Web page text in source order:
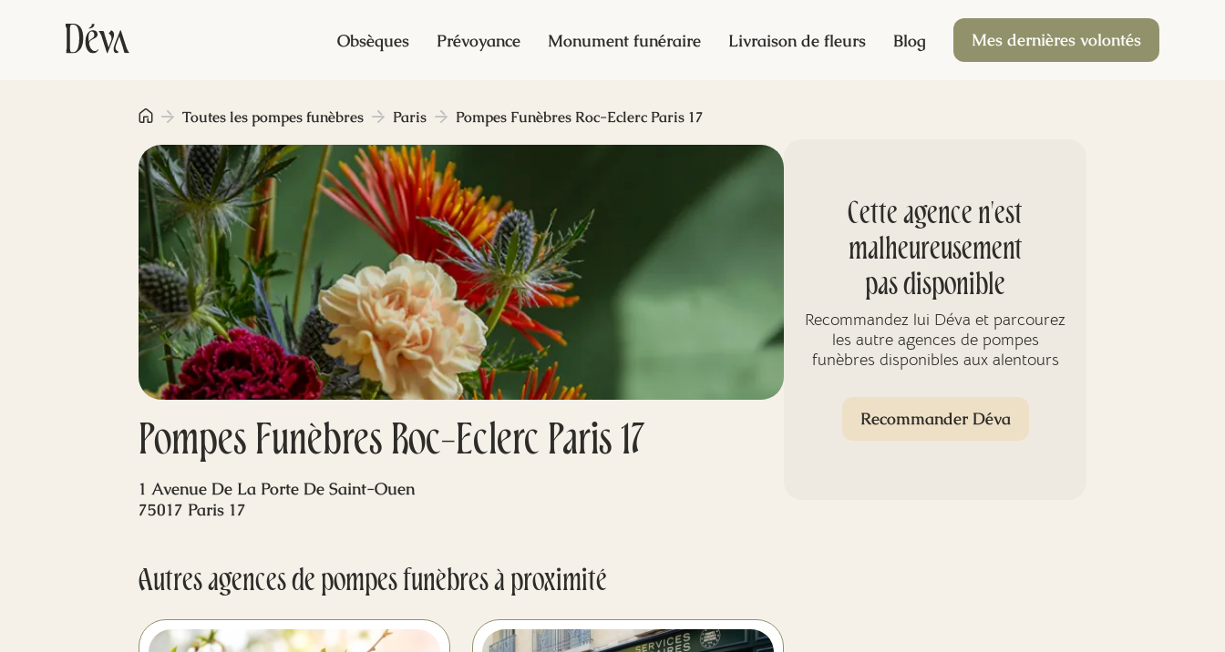
Obsèques Prévoyance Monument funéraire Livraison de fleurs Blog Mes dernières volontés
Pompes Funèbres Roc-Eclerc Paris 17
Toutes les pompes funèbres Paris Pompes Funèbres Roc-Eclerc Paris 17
1 Avenue De La Porte De Saint-Ouen
75017 Paris 17
Autres agences de pompes funèbres à proximité
Cette agence n'est
malheureusement
pas disponible
Recommandez lui Déva et parcourez
les autre agences de pompes
funèbres disponibles aux alentours
Recommander Déva